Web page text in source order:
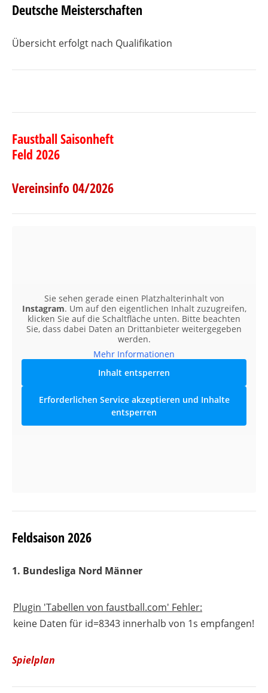
Deutsche Meisterschaften
Übersicht erfolgt nach Qualifikation
Faustball Saisonheft
Feld 2026
Vereinsinfo 04/2026
Sie sehen gerade einen Platzhalterinhalt von
Instagram. Um auf den eigentlichen Inhalt zuzugreifen,
klicken Sie auf die Schaltfläche unten. Bitte beachten
Sie, dass dabei Daten an Drittanbieter weitergegeben
werden.
Mehr Informationen
Inhalt entsperren
Erforderlichen Service akzeptieren und Inhalte
entsperren
Feldsaison 2026
1. Bundesliga Nord Männer
Plugin 'Tabellen von faustball.com' Fehler:
keine Daten für id=8343 innerhalb von 1s empfangen!
Spielplan